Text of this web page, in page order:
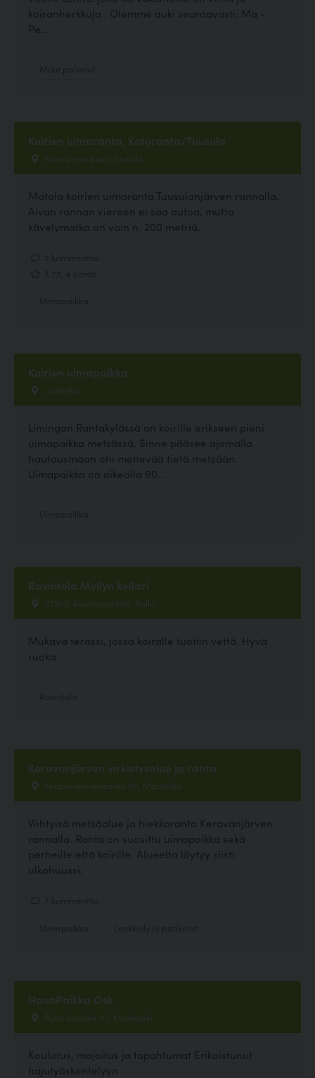
koiranherkkuja . Olemme auki seuraavasti: Ma -
Pe:...
Koirien uimaranta, Kotoranta/Tuusula
Kotorannankuja, Tuusula
Matala koirien uimaranta Tuusulanjärven rannalla.
Aivan rannan viereen ei saa autoa, mutta
kävelymatka on vain n. 200 metriä.
Koirien uimapaikka
, Liminka
Limingan Rantakylässä on koirille erikseen pieni
uimapaikka metsässä. Sinne pääsee ajamalla
hautausmaan ohi menevää tietä metsään.
Uimapaikka on oikealla 90...
Ravintola Myllyn kellari
07970 Ruotsinpyhtää, Salla
Mukava terassi, jossa koiralle tuotiin vettä. Hyvä
ruoka.
Keravanjärven virkistysalue ja ranta
Keravanjärvenranta 151, Mäntsälä
Viihtyisä metsäalue ja hiekkaranta Keravanjärven
rannalla. Ranta on suosittu uimapaikka sekä
perheille että koirille. Alueelta löytyy siisti
ulkohuussi.
HaunPaikka Osk
Äijön koulutie 43, Kauhajoki
Koulutus, majoitus ja tapahtumat Erikoistunut
hajutyöskentelyyn